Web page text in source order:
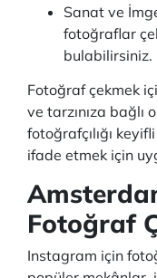
Sanat ve
fotoğraflar
bulabilirsiniz.
Fotoğraf çekmek
ve tarzınıza bağlı
fotoğrafçılığı
ifade etmek için
Fotoğraf
Instagram için